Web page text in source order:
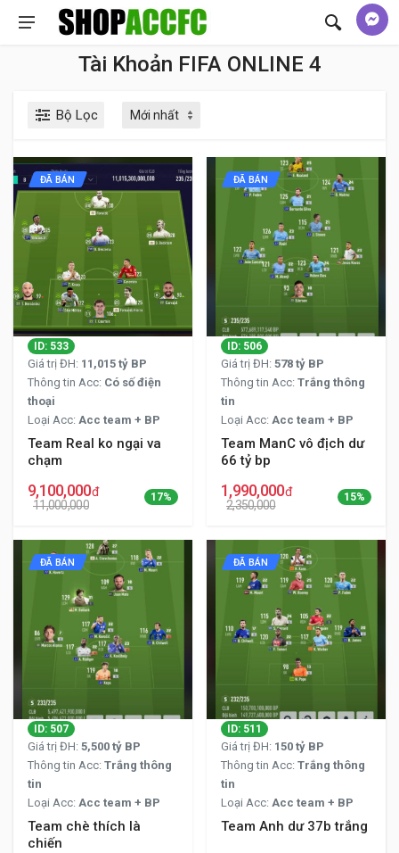
Tài Khoản FIFA ONLINE 4
Bộ Lọc
ID: 533
Giá trị ĐH: 11,015 tỷ BP
Thông tin Acc: Có số điện
thoại
Loại Acc: Acc team + BP
ĐÃ BÁN
Team Real ko ngại va
chạm
9,100,000đ
11,000,000
17%
ID: 506
Giá trị ĐH: 578 tỷ BP
Thông tin Acc: Trắng thông
tin
Loại Acc: Acc team + BP
ĐÃ BÁN
Team ManC vô địch dư
66 tỷ bp
1,990,000đ
2,350,000
15%
ID: 507
Giá trị ĐH: 5,500 tỷ BP
Thông tin Acc: Trắng thông
tin
Loại Acc: Acc team + BP
ĐÃ BÁN
Team chè thích là
chiến
ID: 511
Giá trị ĐH: 150 tỷ BP
Thông tin Acc: Trắng thông
tin
Loại Acc: Acc team + BP
ĐÃ BÁN
Team Anh dư 37b trắng